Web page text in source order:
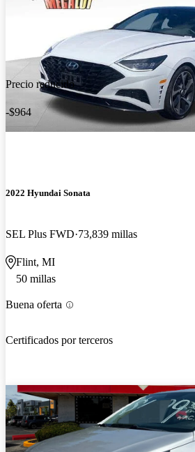
Precio reducido
-$964
2022 Hyundai Sonata
SEL Plus FWD 73,839 millas
Flint, MI
50 millas
Buena oferta
Certificados por terceros